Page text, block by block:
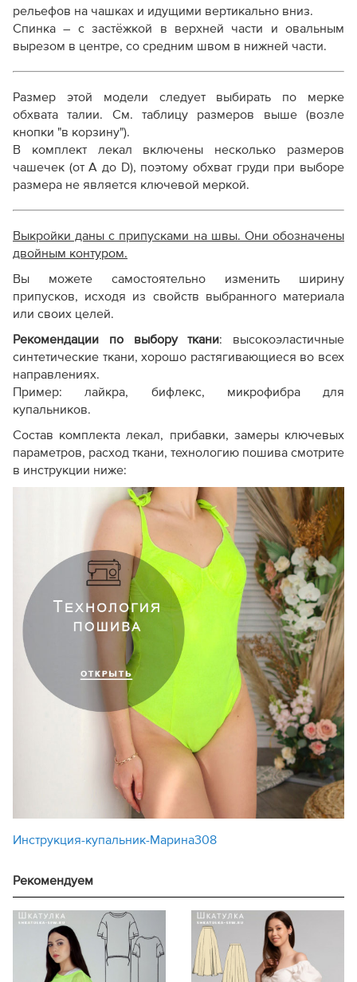
рельефов на чашках и идущими вертикально вниз.
Спинка – с застёжкой в верхней части и овальным
вырезом в центре, со средним швом в нижней части.
Размер этой модели следует выбирать по мерке
обхвата талии. См. таблицу размеров выше (возле
кнопки "в корзину").
В комплект лекал включены несколько размеров
чашечек (от A до D), поэтому обхват груди при выборе
размера не является ключевой меркой.
Выкройки даны с припусками на швы. Они обозначены
двойным контуром.
Вы можете самостоятельно изменить ширину
припусков, исходя из свойств выбранного материала
или своих целей.
Рекомендации по выбору ткани: высокоэластичные
синтетические ткани, хорошо растягивающиеся во всех
направлениях.
Пример: лайкра, бифлекс, микрофибра для
купальников.
Состав комплекта лекал, прибавки, замеры ключевых
параметров, расход ткани, технологию пошива смотрите
в инструкции ниже:
Инструкция-купальник-Марина308
Рекомендуем